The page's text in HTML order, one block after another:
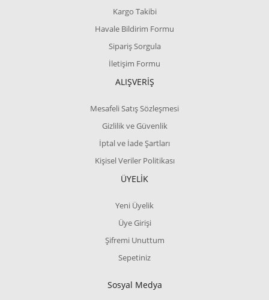
Kargo Takibi
Havale Bildirim Formu
Sipariş Sorgula
İletişim Formu
ALIŞVERİŞ
Mesafeli Satış Sözleşmesi
Gizlilik ve Güvenlik
İptal ve İade Şartları
Kişisel Veriler Politikası
ÜYELİK
Yeni Üyelik
Üye Girişi
Şifremi Unuttum
Sepetiniz
Sosyal Medya